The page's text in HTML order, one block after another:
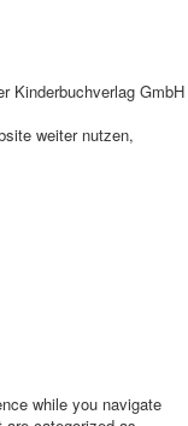
Kinderbuchverlag GmbH
weiter nutzen,
while you navigate